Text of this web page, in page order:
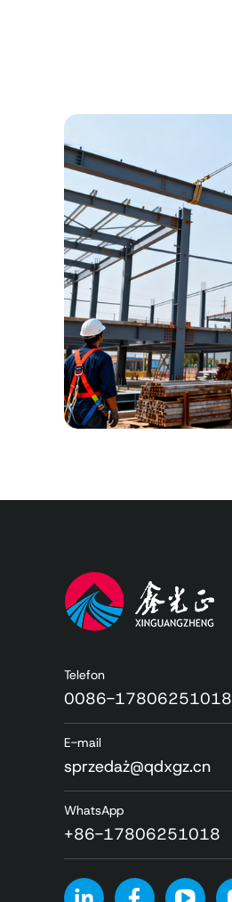
Telefon
0086-17806251018
E-mail
sprzedaż@qdxgz.cn
WhatsApp
+86-17806251018